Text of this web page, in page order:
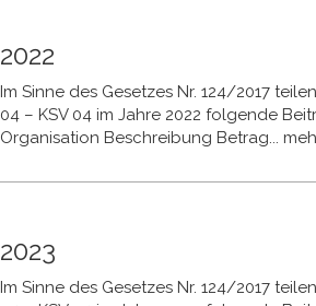
2022
Im Sinne des Gesetzes Nr. 124/2017
04 – KSV 04 im Jahre 2022 folgende
Organisation Beschreibung Betrag...
2023
Im Sinne des Gesetzes Nr. 124/2017